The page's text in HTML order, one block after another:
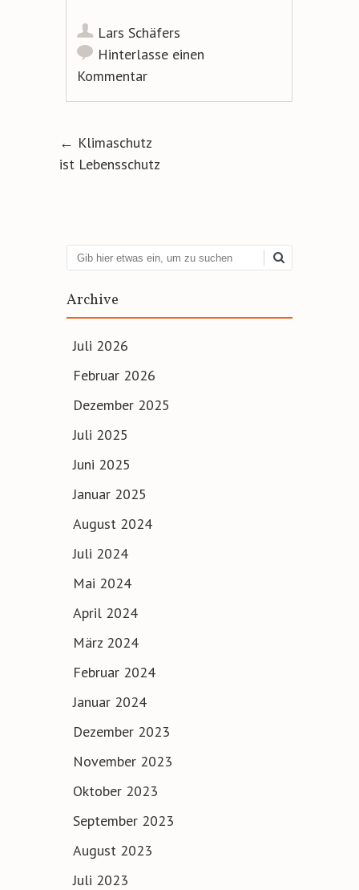
Lars Schäfers
Hinterlasse einen
Kommentar
Artikel-Navigation
← Klimaschutz
ist Lebensschutz
Suchen
Archive
Juli 2026
Februar 2026
Dezember 2025
Juli 2025
Juni 2025
Januar 2025
August 2024
Juli 2024
Mai 2024
April 2024
März 2024
Februar 2024
Januar 2024
Dezember 2023
November 2023
Oktober 2023
September 2023
August 2023
Juli 2023